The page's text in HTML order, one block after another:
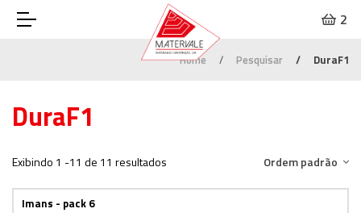
2
Home Pesquisar DuraF1
DuraF1
Exibindo 1 -11 de 11 resultados Ordem padrão
Imans - pack 6